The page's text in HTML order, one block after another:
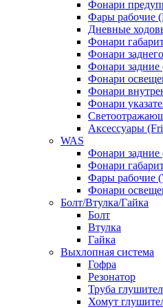
Фонари
Фары рабочие
Дневные
Фонари
Фонари
Фонари задние
Фонари
Фонари
Фонари
Аксессуары
WAS
Фонари задние
Фонари
Фары рабочие
Фонари
Болт/Втулка/Гайка
Болт
Втулка
Гайка
Выхлопная система
Гофра
Резонатор
Труба
Хомут